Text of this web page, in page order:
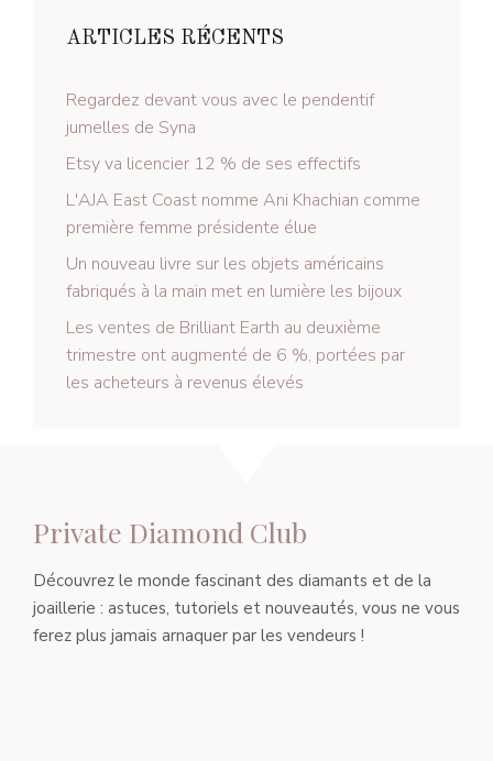
ARTICLES RÉCENTS
Regardez devant vous avec le pendentif
jumelles de Syna
Etsy va licencier 12 % de ses effectifs
L'AJA East Coast nomme Ani Khachian comme
première femme présidente élue
Un nouveau livre sur les objets américains
fabriqués à la main met en lumière les bijoux
Les ventes de Brilliant Earth au deuxième
trimestre ont augmenté de 6 %, portées par
les acheteurs à revenus élevés
Private Diamond Club
Découvrez le monde fascinant des diamants et de la
joaillerie : astuces, tutoriels et nouveautés, vous ne vous
ferez plus jamais arnaquer par les vendeurs !